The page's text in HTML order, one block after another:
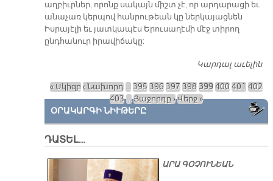
աղբիւրներ, որոնք սակայն միշտ չէ, որ արդարացի եւ
անաչառ կերպով հանրութեան կը ներկայացնեն
Իսրայէլի եւ յատկապէս Երուսաղէմի մէջ տիրող
ընդհանուր իրավիճակը:
Կարդալ աւելին
Էջեր
« Սկիզբ‹ Նախորդ … 395 396 397 398 399400401 402
403…Յաջորդը ›Վերջ »
ՕՐԱԿԱՐԳԻ ՆԻՒԹԵՐԸ
ԴԱՏԵԼ…
ԱՐԱ ԳՕՉՈՒՆԵԱՆ